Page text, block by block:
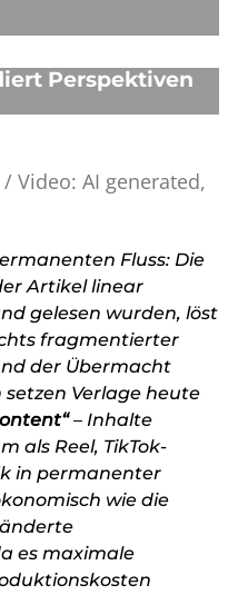
Perspektiven
Video: AI generated,
Fluss: Die
Artikel linear
gelesen wurden, löst
fragmentierter
der Übermacht
Verlage heute
– Inhalte
als Reel, TikTok-
in permanenter
wie die
es maximale